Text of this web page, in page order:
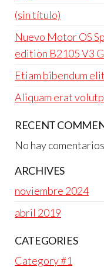
(sin título)
Nuevo Motor OS
edition B2105 V3
Etiam bibendum
Aliquam erat
RECENT
No hay
ARCHIVES
noviembre 2024
abril 2019
CATEGORIES
Category #1